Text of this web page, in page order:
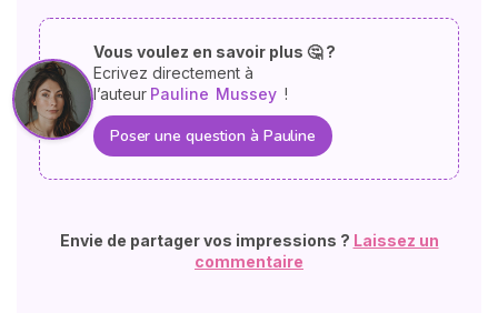
Vous voulez en savoir plus 🤔 ?
Ecrivez directement à
l’auteur Pauline Mussey !
Poser une question à Pauline
Envie de partager vos impressions ? Laissez un
commentaire